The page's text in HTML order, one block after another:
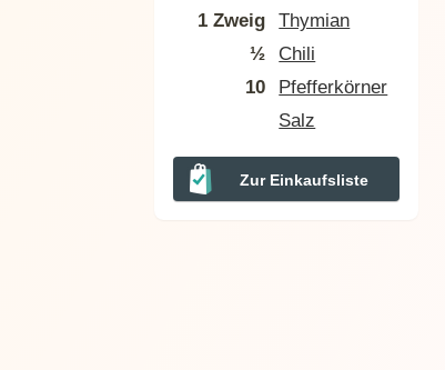
1 Zweig
Thymian
½
Chili
10
Pfefferkörner
Salz
Zur Einkaufsliste